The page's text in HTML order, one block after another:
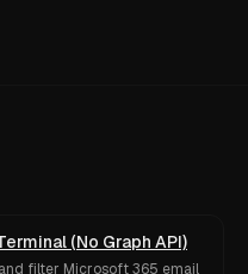
(No Graph API)
filter Microsoft 365 email